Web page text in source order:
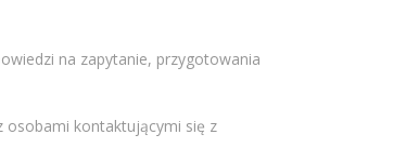
na zapytanie, przygotowania
osobami kontaktującymi się z